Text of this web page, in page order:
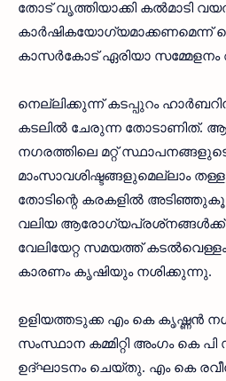
തോട് വൃത്തിയാക്കി കല്‍മാടി
കാര്‍ഷികയോഗ്യമാക്കണമെന്ന്
കാസര്‍കോട് ഏരിയാ സമ്മേളനം
നെല്ലിക്കുന്ന് കടപ്പുറം
കടലില്‍ ചേരുന്ന തോടാണിത്.
നഗരത്തിലെ മറ്റ്
മാംസാവശിഷ്ടങ്ങളുമെല്ലാം
തോടിന്റെ കരകളില്‍
വലിയ
വേലിയേറ്റ സമയത്ത്
കാരണം കൃഷിയും നശിക്കുന്നു.
ഉളിയത്തടുക്ക എം കെ കൃഷ്ണന്‍
സംസ്ഥാന കമ്മിറ്റി അംഗം കെ
ഉദ്ഘാടനം ചെയ്തു. എം കെ